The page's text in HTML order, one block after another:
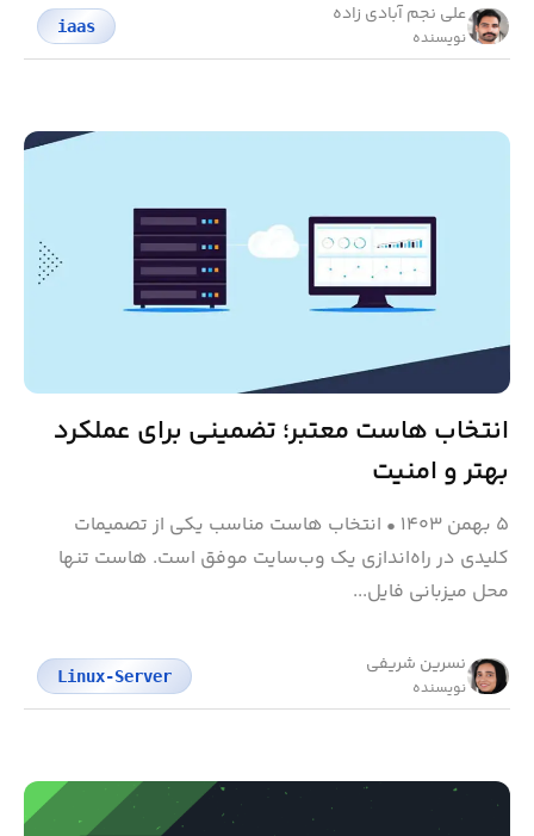
علی نجم آبادی زاده
نویسنده
iaas
انتخاب هاست معتبر؛ تضمینی برای عملکرد
بهتر و امنیت
۵ بهمن ۱۴۰۳ • انتخاب هاست مناسب یکی از تصمیمات
کلیدی در راه‌اندازی یک وب‌سایت موفق است. هاست تنها
محل میزبانی فایل...
نسرین شریفی
نویسنده
Linux-Server